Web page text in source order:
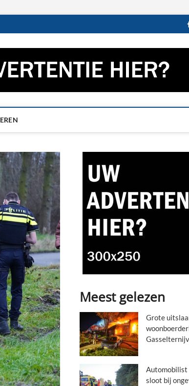
uit Groningen
Meest gelezen
Grote
Automobilist
sloot bij